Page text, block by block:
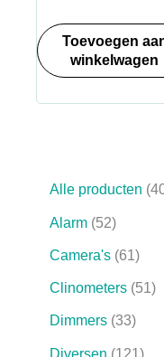
Alle producten
Alarm 525
p
r
d
u
Camera's 616
p
r
Clinometers 515
Dimmers 333
Diversen 1211
Toevoegen
winkelwagen